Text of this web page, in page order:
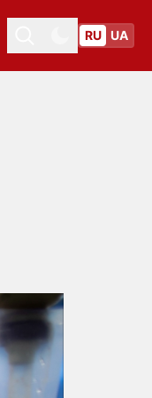
Toggle themeToggle theme
RU UA